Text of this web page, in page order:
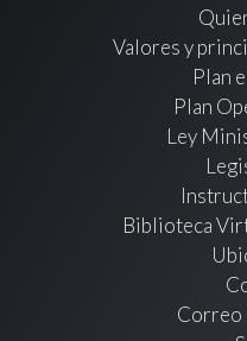
Valores y
Plan
Plan
Ley
Biblioteca
Correo